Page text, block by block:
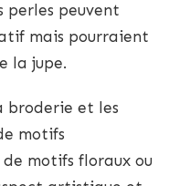
perles peuvent
mais pourraient
la jupe.
broderie et les
motifs
motifs floraux ou